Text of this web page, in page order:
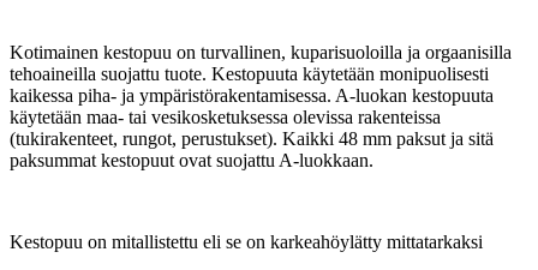
Kotimainen kestopuu on turvallinen, kuparisuoloilla ja orgaanisilla
tehoaineilla suojattu tuote. Kestopuuta käytetään monipuolisesti
kaikessa piha- ja ympäristörakentamisessa. A-luokan kestopuuta
käytetään maa- tai vesikosketuksessa olevissa rakenteissa
(tukirakenteet, rungot, perustukset). Kaikki 48 mm paksut ja sitä
paksummat kestopuut ovat suojattu A-luokkaan.
Kestopuu on mitallistettu eli se on karkeahöylätty mittatarkaksi